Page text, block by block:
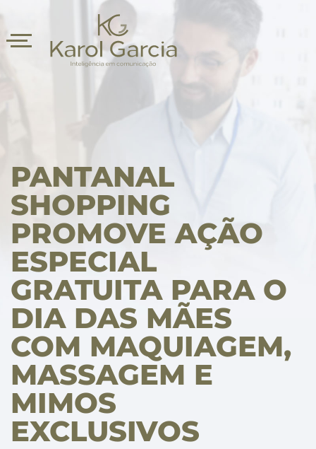
PANTANAL
SHOPPING
PROMOVE AÇÃO
ESPECIAL
GRATUITA PARA O
DIA DAS MÃES
COM MAQUIAGEM,
MASSAGEM E
MIMOS
EXCLUSIVOS